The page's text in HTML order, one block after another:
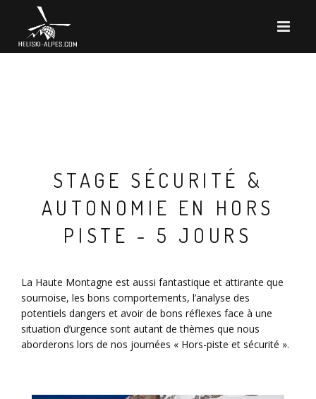
STAGE SÉCURITÉ &
AUTONOMIE EN HORS
PISTE - 5 JOURS
La Haute Montagne est aussi fantastique et attirante que
sournoise, les bons comportements, l’analyse des
potentiels dangers et avoir de bons réflexes face à une
situation d’urgence sont autant de thèmes que nous
aborderons lors de nos journées « Hors-piste et sécurité ».